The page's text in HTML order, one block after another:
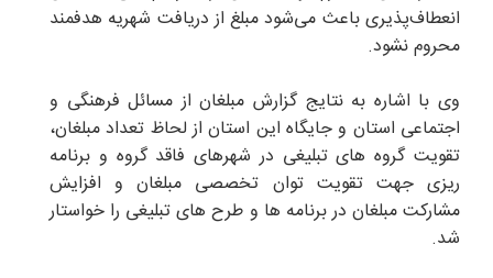
انعطاف‌پذیری باعث می‌شود مبلغ از دریافت شهریه هدفمند
محروم نشود.
وی با اشاره به نتایج گزارش مبلغان از مسائل فرهنگی و
اجتماعی استان و جایگاه این استان از لحاظ تعداد مبلغان،
تقویت گروه های تبلیغی در شهرهای فاقد گروه و برنامه
ریزی جهت تقویت توان تخصصی مبلغان و افزایش
مشارکت مبلغان در برنامه ها و طرح های تبلیغی را خواستار
شد.